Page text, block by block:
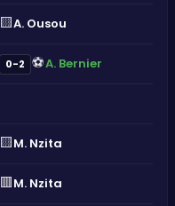
🟨A. Ousou
0-2 ⚽A. Bernier
🟨M. Nzita
🟥M. Nzita